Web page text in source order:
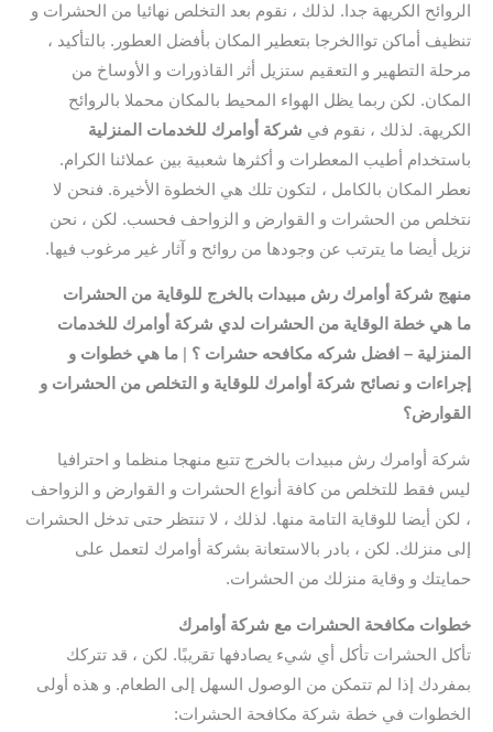
الروائح الكريهة جدا. لذلك ، نقوم بعد التخلص نهائيا من الحشرات و
تنظيف أماكن تواالخرجا بتعطير المكان بأفضل العطور. بالتأكيد ،
مرحلة التطهير و التعقيم ستزيل أثر القاذورات و الأوساخ من
المكان. لكن ربما يظل الهواء المحيط بالمكان محملا بالروائح
الكريهة. لذلك ، نقوم في شركة أوامرك للخدمات المنزلية
باستخدام أطيب المعطرات و أكثرها شعبية بين عملائنا الكرام.
نعطر المكان بالكامل ، لتكون تلك هي الخطوة الأخيرة. فنحن لا
نتخلص من الحشرات و القوارض و الزواحف فحسب. لكن ، نحن
نزيل أيضا ما يترتب عن وجودها من روائح و آثار غير مرغوب فيها.
منهج شركة أوامرك رش مبيدات بالخرج للوقاية من الحشرات
ما هي خطة الوقاية من الحشرات لدي شركة أوامرك للخدمات
المنزلية – افضل شركه مكافحه حشرات ؟
ما هي خطوات و
إجراءات و نصائح شركة أوامرك للوقاية و التخلص من الحشرات و
القوارض؟
شركة أوامرك رش مبيدات بالخرج تتبع منهجا منظما و احترافيا
ليس فقط للتخلص من كافة أنواع الحشرات و القوارض و الزواحف
، لكن أيضا للوقاية التامة منها. لذلك ، لا تنتظر حتى تدخل الحشرات
إلى منزلك. لكن ، بادر بالاستعانة بشركة أوامرك لتعمل على
حمايتك و وقاية منزلك من الحشرات.
خطوات مكافحة الحشرات مع شركة أوامرك
تأكل الحشرات تأكل أي شيء يصادفها تقريبًا. لكن ، قد تتركك
بمفردك إذا لم تتمكن من الوصول السهل إلى الطعام. و هذه أولى
الخطوات في خطة شركة مكافحة الحشرات: